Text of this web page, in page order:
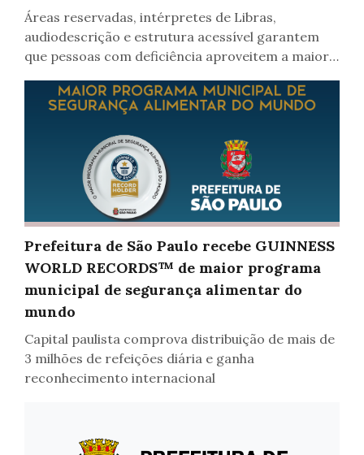
Áreas reservadas, intérpretes de Libras,
audiodescrição e estrutura acessível garantem
que pessoas com deficiência aproveitem a maior
autonomia e segurança
Prefeitura de São Paulo recebe GUINNESS
WORLD RECORDS™ de maior programa
municipal de segurança alimentar do
mundo
Capital paulista comprova distribuição de mais de
3 milhões de refeições diária e ganha
reconhecimento internacional